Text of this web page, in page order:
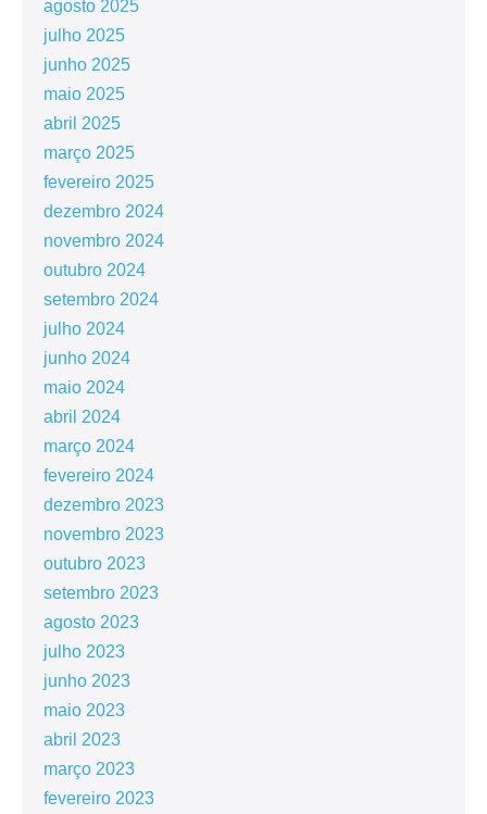
agosto 2025
julho 2025
junho 2025
maio 2025
abril 2025
março 2025
fevereiro 2025
dezembro 2024
novembro 2024
outubro 2024
setembro 2024
julho 2024
junho 2024
maio 2024
abril 2024
março 2024
fevereiro 2024
dezembro 2023
novembro 2023
outubro 2023
setembro 2023
agosto 2023
julho 2023
junho 2023
maio 2023
abril 2023
março 2023
fevereiro 2023